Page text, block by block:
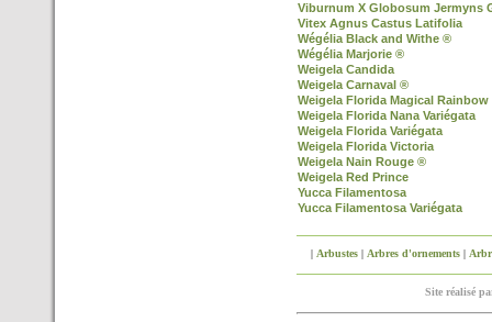
Viburnum X Globosum Jermyns
Vitex Agnus Castus Latifolia
Wégélia Black and Withe ®
Wégélia Marjorie ®
Weigela Candida
Weigela Carnaval ®
Weigela Florida Magical Rainbow
Weigela Florida Nana Variégata
Weigela Florida Variégata
Weigela Florida Victoria
Weigela Nain Rouge ®
Weigela Red Prince
Yucca Filamentosa
Yucca Filamentosa Variégata
| Arbustes| Arbres d'ornements|
Site réalisé